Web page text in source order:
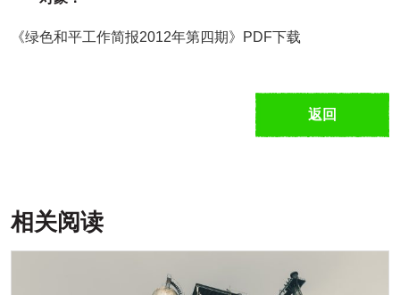
《绿色和平工作简报2012年第四期》PDF下载
返回
相关阅读